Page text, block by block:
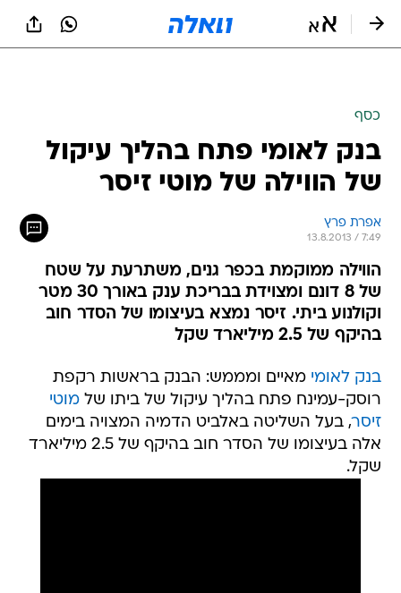
כסף
בנק לאומי פתח בהליך עיקול
של הווילה של מוטי זיסר
אפרת פרץ
13.8.2013 / 7:49
הווילה ממוקמת בכפר גנים, משתרעת על שטח
של 8 דונם ומצוידת בבריכת ענק באורך 30 מטר
וקולנוע ביתי. זיסר נמצא בעיצומו של הסדר חוב
בהיקף של 2.5 מיליארד שקל
בנק לאומי מאיים ומממש: הבנק בראשות רקפת
רוסק-עמינח פתח בהליך עיקול של ביתו שלמוטי
זיסר, בעל השליטה באלביט הדמיה המצויה בימים
אלה בעיצומו של הסדר חוב בהיקף של 2.5 מיליארד
שקל.